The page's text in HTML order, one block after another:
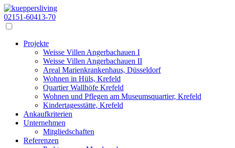
02151-60413-70
Projekte
Weisse Villen Angerbachauen I
Weisse Villen Angerbachauen II
Areal Marienkrankenhaus, Düsseldorf
Wohnen in Hüls, Krefeld
Quartier Wallhöfe Krefeld
Wohnen und Pflegen am Museumsquartier, Krefeld
Kindertagesstätte, Krefeld
Ankaufkriterien
Unternehmen
Mitgliedschaften
Referenzen